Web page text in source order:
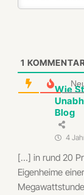
1
Wie
Blog
4
[…] in rund 20
Eigenheime